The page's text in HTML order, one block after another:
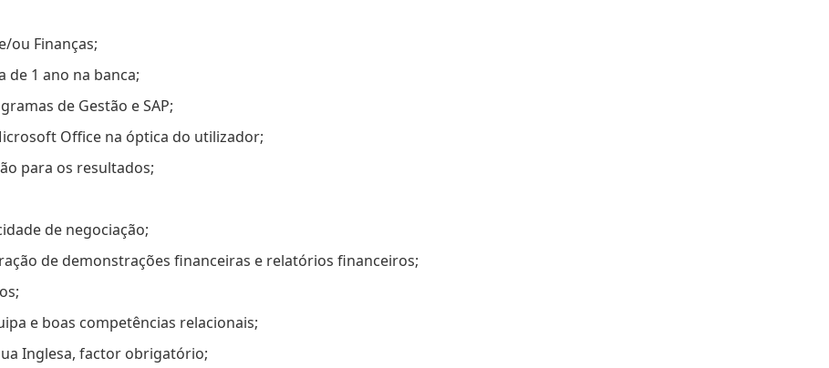
ou Finanças;
de 1 ano na banca;
de Gestão e SAP;
Office na óptica do utilizador;
para os resultados;
de negociação;
de demonstrações financeiras e relatórios financeiros;
e boas competências relacionais;
Inglesa, factor obrigatório;